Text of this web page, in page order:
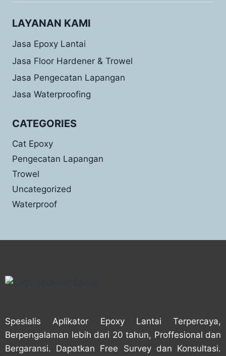
LAYANAN KAMI
Jasa Epoxy Lantai
Jasa Floor Hardener & Trowel
Jasa Pengecatan Lapangan
Jasa Waterproofing
CATEGORIES
Cat Epoxy
Pengecatan Lapangan
Trowel
Uncategorized
Waterproof
Spesialis Aplikator Epoxy Lantai Terpercaya,
Berpengalaman lebih dari 20 tahun, Proffesional dan
Bergaransi. Dapatkan Free Survey dan Konsultasi.